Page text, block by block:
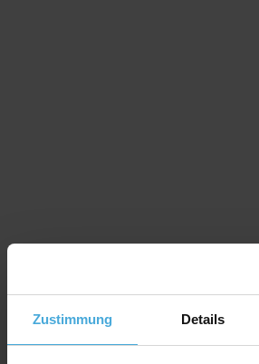
Zustimmung Details